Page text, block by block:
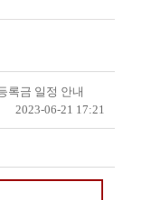
록금 일정 안내
2023-06-21 17:21